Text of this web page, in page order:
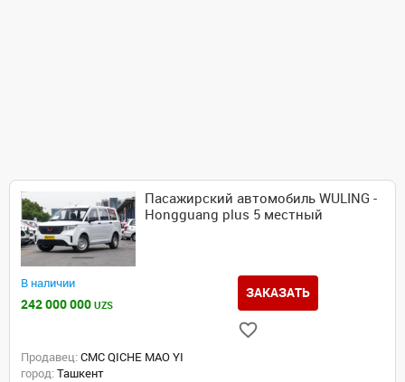
Пасажирский автомобиль WULING -
Hongguang plus 5 местный
В наличии
242 000 000 UZS
ЗАКАЗАТЬ
Продавец: CMC QICHE MAO YI
город: Ташкент